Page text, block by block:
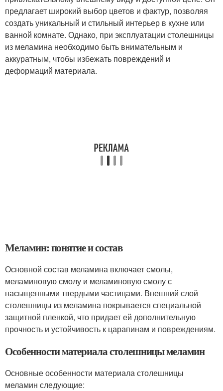
предлагает широкий выбор цветов и фактур, позволяя
создать уникальный и стильный интерьер в кухне или
ванной комнате. Однако, при эксплуатации столешницы
из меламина необходимо быть внимательным и
аккуратным, чтобы избежать повреждений и
деформаций материала.
Меламин: понятие и состав
Основной состав меламина включает смолы,
меламиновую смолу и меламиновую смолу с
насыщенными твердыми частицами. Внешний слой
столешницы из меламина покрывается специальной
защитной пленкой, что придает ей дополнительную
прочность и устойчивость к царапинам и повреждениям.
Особенности материала столешницы меламин
Основные особенности материала столешницы
меламин следующие: